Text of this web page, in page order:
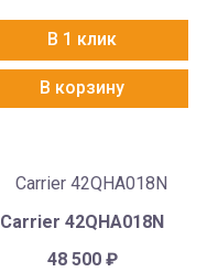
В 1 клик
В корзину
Carrier 42QHA018N
48 500 ₽